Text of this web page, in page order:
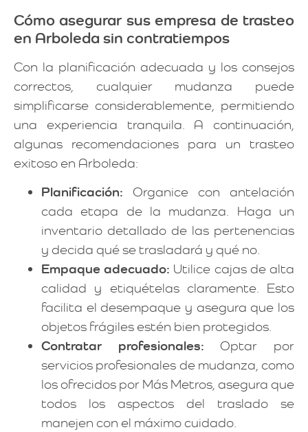
Cómo asegurar sus empresa de trasteo
en Arboleda sin contratiempos
Con la planificación adecuada y los consejos
correctos, cualquier mudanza puede
simplificarse considerablemente, permitiendo
una experiencia tranquila. A continuación,
algunas recomendaciones para un trasteo
exitoso en Arboleda:
Planificación: Organice con antelación
cada etapa de la mudanza. Haga un
inventario detallado de las pertenencias
y decida qué se trasladará y qué no.
Empaque adecuado: Utilice cajas de alta
calidad y etiquételas claramente. Esto
facilita el desempaque y asegura que los
objetos frágiles estén bien protegidos.
Contratar profesionales: Optar por
servicios profesionales de mudanza, como
los ofrecidos por Más Metros, asegura que
todos los aspectos del traslado se
manejen con el máximo cuidado.